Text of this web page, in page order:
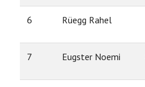
6 Rüegg Rahel
7 Eugster Noemi